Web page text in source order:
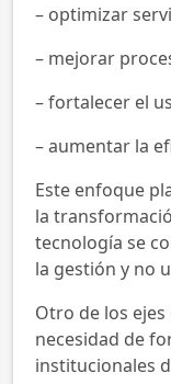
– optimizar
– mejorar
– fortalecer el
– aumentar la
Este enfoque
la
tecnología se
la gestión y no
Otro de los
necesidad de
institucionales